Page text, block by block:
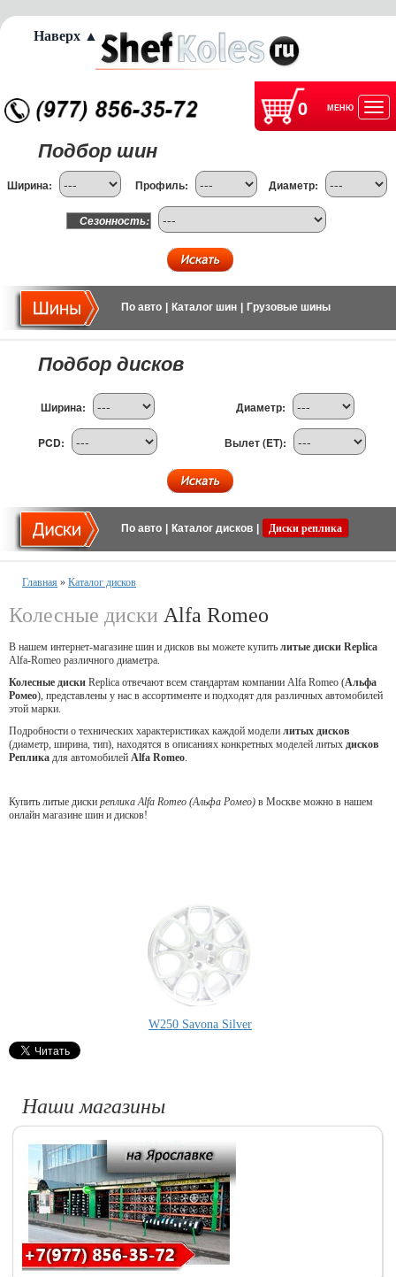
0 МЕНЮ
Подбор шин
Ширина: Профиль: Диаметр:
Сезонность:
По авто Каталог шин Грузовые шины
Подбор дисков
Ширина: Диаметр:
PCD: Вылет (ET):
По авто Каталог дисков Диски реплика
Главная » Каталог дисков
Колесные диски Alfa Romeo
В нашем интернет-магазине шин и дисков вы можете купить литые диски Replica
Alfa-Romeo различного диаметра.
Колесные диски Replica отвечают всем стандартам компании Alfa Romeo (Альфа
Ромео), представлены у нас в ассортименте и подходят для различных автомобилей
этой марки.
Подробности о технических характеристиках каждой модели литых дисков
(диаметр, ширина, тип), находятся в описаниях конкретных моделей литых дисков
Реплика для автомобилей Alfa Romeo.
Купить литые диски реплика Alfa Romeo (Альфа Ромео) в Москве можно в нашем
онлайн магазине шин и дисков!
W250 Savona Silver
Наши магазины
Наверх ▲